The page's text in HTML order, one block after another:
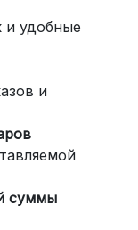
2 дней,
грузов
или
и удобные
и
суммы